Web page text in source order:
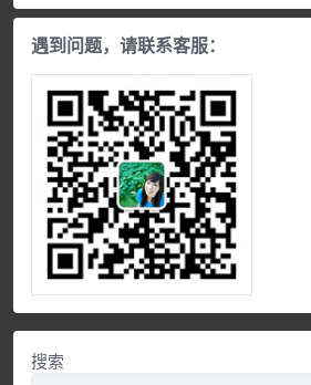
遇到问题，请联系客服：
搜索